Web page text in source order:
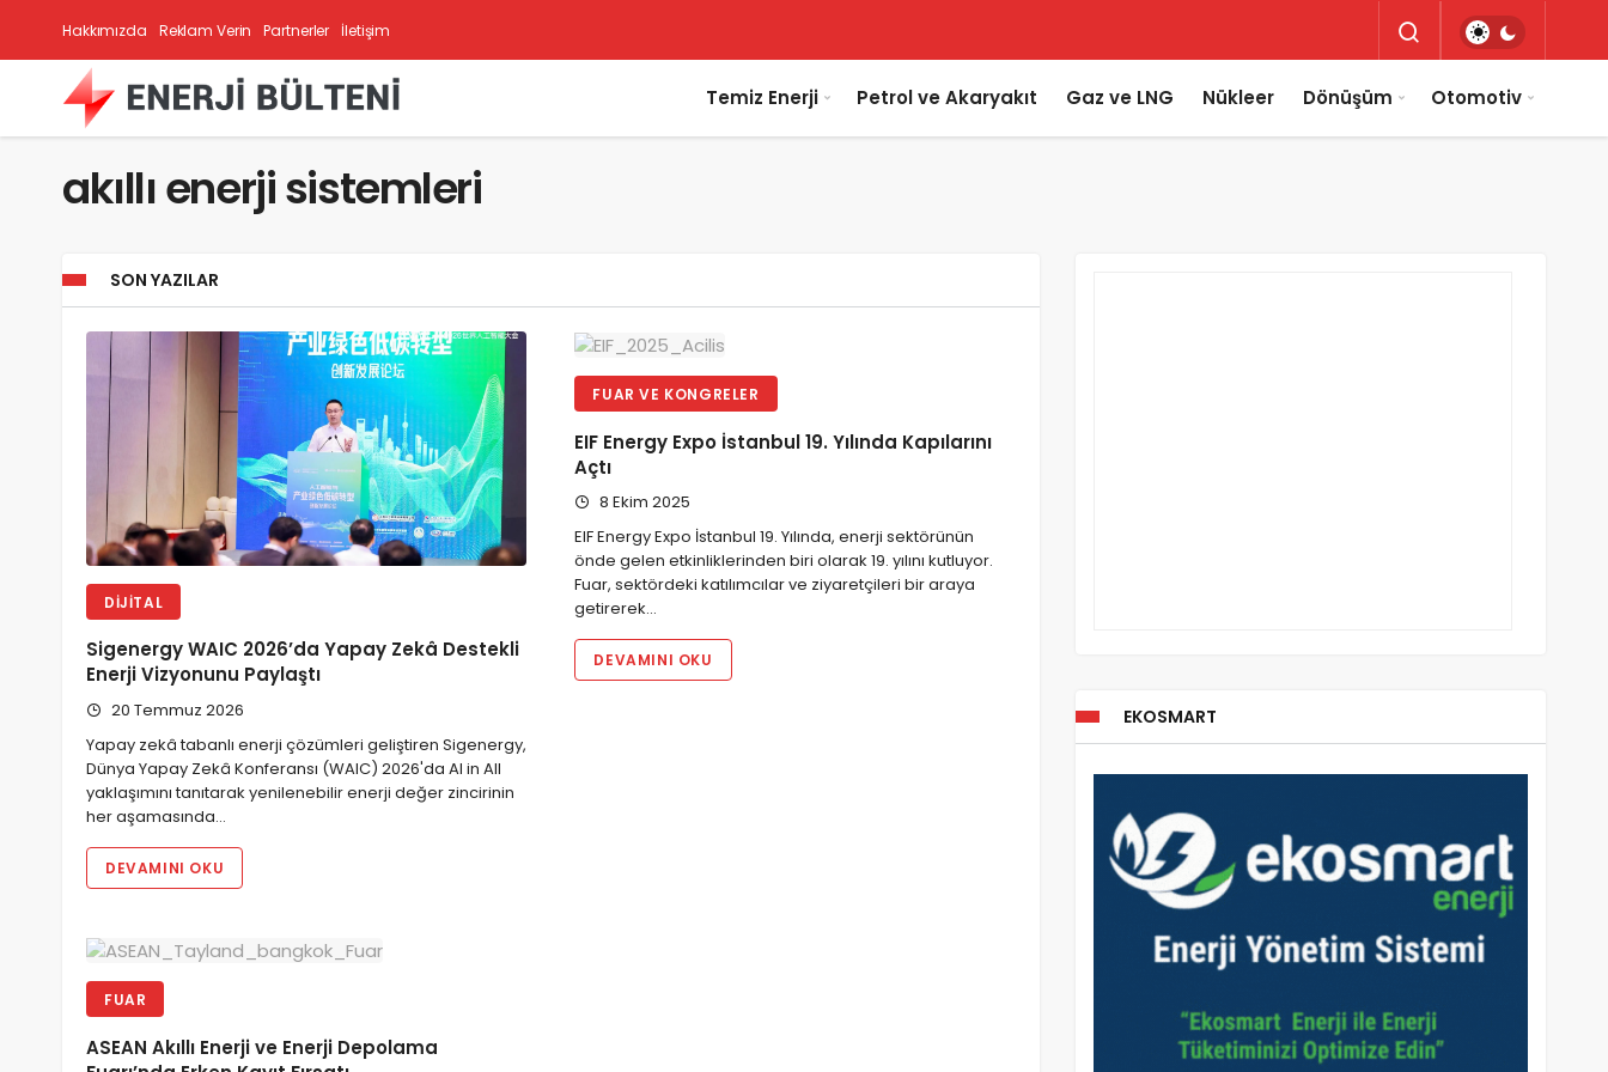
Hakkımızda Reklam Verin Partnerler İletişim
Temiz Enerji Petrol ve Akaryakıt Gaz ve LNG Nükleer Dönüşüm Otomotiv
akıllı enerji sistemleri
SON YAZILAR
DIJITAL
Sigenergy WAIC 2026’da Yapay Zekâ Destekli
Enerji Vizyonunu Paylaştı
20 Temmuz 2026
Yapay zekâ tabanlı enerji çözümleri geliştiren Sigenergy,
Dünya Yapay Zekâ Konferansı (WAIC) 2026'da AI in All
yaklaşımını tanıtarak yenilenebilir enerji değer zincirinin
her aşamasında…
DEVAMINI OKU
FUAR VE KONGRELER
EIF Energy Expo İstanbul 19. Yılında Kapılarını
Açtı
8 Ekim 2025
EIF Energy Expo İstanbul 19. Yılında, enerji sektörünün
önde gelen etkinliklerinden biri olarak 19. yılını kutluyor.
Fuar, sektördeki katılımcılar ve ziyaretçileri bir araya
getirerek…
DEVAMINI OKU
FUAR
ASEAN Akıllı Enerji ve Enerji Depolama
EKOSMART